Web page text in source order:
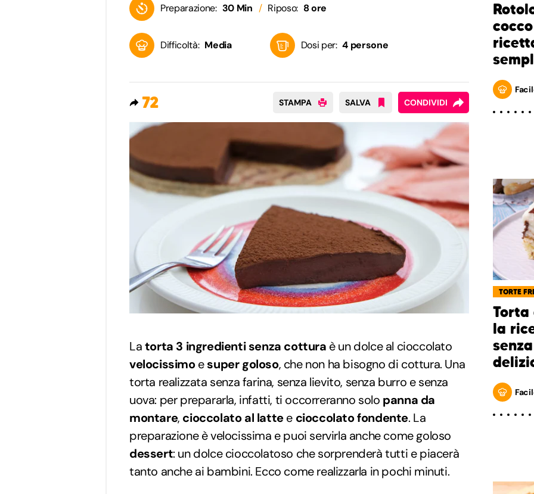
Preparazione: 30 Min Riposo: 8 ore
Difficoltà: Media Dosi per: 4 persone
72 STAMPA SALVA CONDIVIDI
Latorta 3 ingredienti senza cottura è un dolce al cioccolato
velocissimoesuper goloso, che non ha bisogno di cottura. Una
torta realizzata senza farina, senza lievito, senza burro e senza
uova: per prepararla, infatti, ti occorreranno solo panna da
montare, cioccolato al lattee cioccolato fondente. La
preparazione è velocissima e puoi servirla anche come goloso
dessert: un dolce cioccolatoso che sorprenderà tutti e piacerà
tanto anche ai bambini. Ecco come realizzarla in pochi minuti.
TORTE
Torta
la